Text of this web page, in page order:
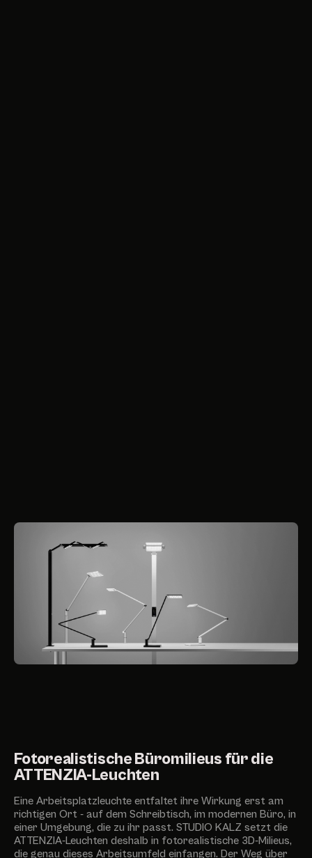
Fotorealistische Büromilieus für die
ATTENZIA-Leuchten
Eine Arbeitsplatzleuchte entfaltet ihre Wirkung erst am
richtigen Ort - auf dem Schreibtisch, im modernen Büro, in
einer Umgebung, die zu ihr passt. STUDIO KALZ setzt die
ATTENZIA-Leuchten deshalb in fotorealistische 3D-Milieus,
die genau dieses Arbeitsumfeld einfangen. Der Weg über